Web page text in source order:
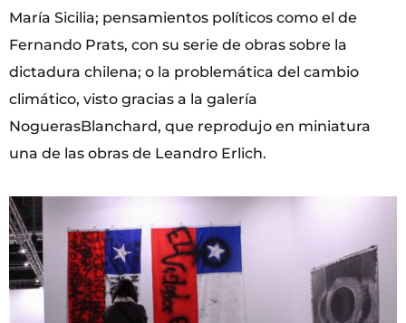
María Sicilia; pensamientos políticos como el de
Fernando Prats, con su serie de obras sobre la
dictadura chilena; o la problemática del cambio
climático, visto gracias a la galería
NoguerasBlanchard, que reprodujo en miniatura
una de las obras de Leandro Erlich.